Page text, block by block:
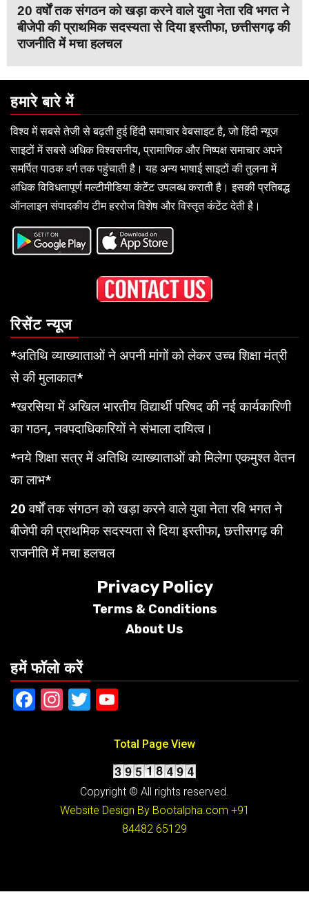
20 वर्षों तक संगठन को खड़ा करने वाले युवा नेता रवि भगत ने
बीजेपी की प्राथमिक सदस्यता से दिया इस्तीफा, छत्तीसगढ़ की
राजनीति में मचा हलचल
हमारे बारे में
विश्व में सबसे तेजी से बढ़ती हुई हिंदी समाचार वेबसाइट है, जो हिंदी न्यूज
साइटों में सबसे अधिक विश्वसनीय, प्रामाणिक और निष्पक्ष समाचार अपने
समर्पित पाठक वर्ग तक पहुंचाती है। यह अन्य भाषाई साइटों की तुलना में
अधिक विविधतापूर्ण मल्टीमीडिया कंटेंट उपलब्ध कराती है। इसकी प्रतिबद्ध
ऑनलाइन संपादकीय टीम हररोज विशेष और विस्तृत कंटेंट देती है।
रिसेंट न्यूज
*अतिथि व्याख्याताओं ने अपनी मांगों को लेकर उच्च शिक्षा मंत्री
से की मुलाकात*
*खरसिया में अखिल भारतीय विद्यार्थी परिषद की नई कार्यकारिणी
का गठन, नवपदाधिकारियों ने संभाला दायित्व।
*नये शिक्षा सत्र में अतिथि व्याख्याताओं को मिलेगा एकमुश्त वेतन
का लाभ*
20 वर्षों तक संगठन को खड़ा करने वाले युवा नेता रवि भगत ने
बीजेपी की प्राथमिक सदस्यता से दिया इस्तीफा, छत्तीसगढ़ की
राजनीति में मचा हलचल
Privacy Policy
Terms & Conditions
About Us
हमें फॉलो करें
Facebook
Instagram
Twitter
Total Page View
Copyright © All rights reserved.
Website Design By Bootalpha.com +91
84482 65129